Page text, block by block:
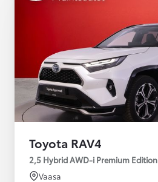
Toyota RAV4
2,5 Hybrid AWD-i Premium Edition
Vaasa